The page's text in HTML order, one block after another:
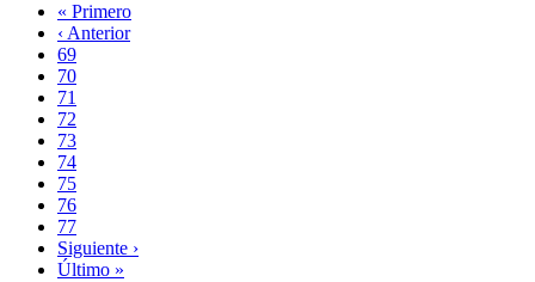
Paginación
Primera
página
« Primero
Página
anterior
‹ Anterior
Page
69
Page
70
Page
71
Page
72
Página
actual
73
Page
74
Page
75
Page
76
Page
77
Siguiente
página
Siguiente ›
Última
Último »